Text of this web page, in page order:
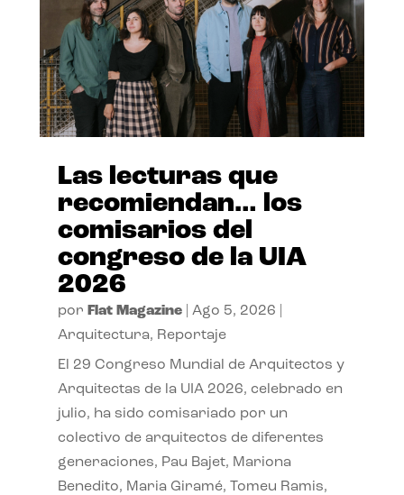
Las lecturas que
recomiendan… los
comisarios del
congreso de la UIA
2026
por Flat Magazine| Ago 5, 2026
Arquitectura, Reportaje
El 29 Congreso Mundial de Arquitectos y
Arquitectas de la UIA 2026, celebrado en
julio, ha sido comisariado por un
colectivo de arquitectos de diferentes
generaciones, Pau Bajet, Mariona
Benedito, Maria Giramé, Tomeu Ramis,